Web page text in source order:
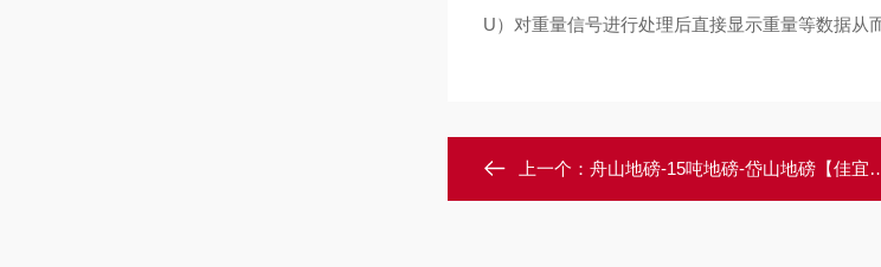
U）对重量信号进行处理后直接显示重量等数据从
上一个： 舟山地磅-15吨地磅-岱山地磅【佳宜电子】